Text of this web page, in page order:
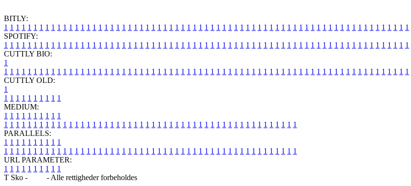
BITLY:
1 1 1 1 1 1 1 1 1 1 1 1 1 1 1 1 1 1 1 1 1 1 1 1 1 1 1 1 1 1 1 1 1 1 1 1 1 1 1 1 1 1 1 1 1 1 1 1 1 1 1 1 1 1 1 1 1 1 1 1 1 1 1 1 1 1 1 1 1
SPOTIFY:
1 1 1 1 1 1 1 1 1 1 1 1 1 1 1 1 1 1 1 1 1 1 1 1 1 1 1 1 1 1 1 1 1 1 1 1 1 1 1 1 1 1 1 1 1 1 1 1 1 1 1 1 1 1 1 1 1 1 1 1 1 1 1 1 1 1 1 1 1
CUTTLY BIO:
1
1 1 1 1 1 1 1 1 1 1 1 1 1 1 1 1 1 1 1 1 1 1 1 1 1 1 1 1 1 1 1 1 1 1 1 1 1 1 1 1 1 1 1 1 1 1 1 1 1 1 1 1 1 1 1 1 1 1 1 1 1 1 1 1 1 1 1 1 1
CUTTLY OLD:
1
1 1 1 1 1 1 1 1 1 1
MEDIUM:
1 1 1 1 1 1 1 1 1 1
1 1 1 1 1 1 1 1 1 1 1 1 1 1 1 1 1 1 1 1 1 1 1 1 1 1 1 1 1 1 1 1 1 1 1 1 1 1 1 1 1 1 1 1 1 1 1 1 1 1
PARALLELS:
1 1 1 1 1 1 1 1 1 1
1 1 1 1 1 1 1 1 1 1 1 1 1 1 1 1 1 1 1 1 1 1 1 1 1 1 1 1 1 1 1 1 1 1 1 1 1 1 1 1 1 1 1 1 1 1 1 1 1 1
URL PARAMETER:
1 1 1 1 1 1 1 1 1 1
T Sko -
- Alle rettigheder forbeholdes